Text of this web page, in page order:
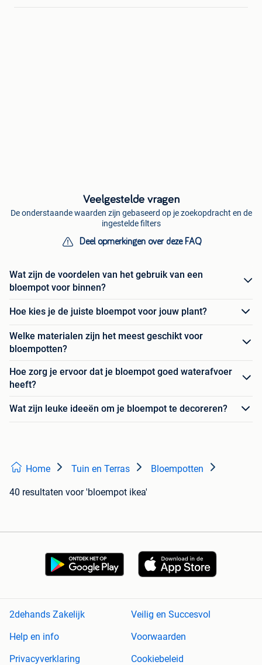
Veelgestelde vragen
De onderstaande waarden zijn gebaseerd op je zoekopdracht en de
ingestelde filters
Deel opmerkingen over deze FAQ
Wat zijn de voordelen van het gebruik van een
bloempot voor binnen?
Hoe kies je de juiste bloempot voor jouw plant?
Welke materialen zijn het meest geschikt voor
bloempotten?
Hoe zorg je ervoor dat je bloempot goed waterafvoer
heeft?
Wat zijn leuke ideeën om je bloempot te decoreren?
Home Tuin en Terras Bloempotten
40 resultaten voor 'bloempot ikea'
2dehands Zakelijk
Veilig en Succesvol
Help en info
Voorwaarden
Privacyverklaring
Cookiebeleid